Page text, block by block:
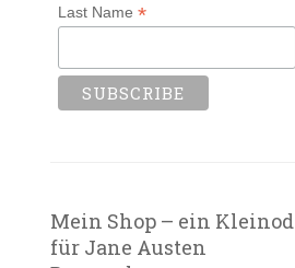
Last Name*
Mein Shop – ein Kleinod
für Jane Austen